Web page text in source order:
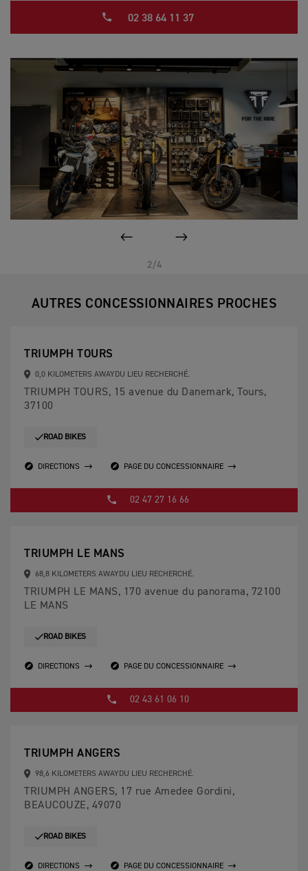
02 38 64 11 37
2/4
AUTRES CONCESSIONNAIRES PROCHES
TRIUMPH TOURS
0,0 KILOMETERS AWAYDU LIEU RECHERCHÉ.
TRIUMPH TOURS, 15 avenue du Danemark, Tours,
37100
ROAD BIKES
DIRECTIONS PAGE DU CONCESSIONNAIRE
02 47 27 16 66
TRIUMPH LE MANS
68,8 KILOMETERS AWAYDU LIEU RECHERCHÉ.
TRIUMPH LE MANS, 170 avenue du panorama, 72100
LE MANS
ROAD BIKES
DIRECTIONS PAGE DU CONCESSIONNAIRE
02 43 61 06 10
TRIUMPH ANGERS
98,6 KILOMETERS AWAYDU LIEU RECHERCHÉ.
TRIUMPH ANGERS, 17 rue Amedee Gordini,
BEAUCOUZE, 49070
ROAD BIKES
DIRECTIONS PAGE DU CONCESSIONNAIRE